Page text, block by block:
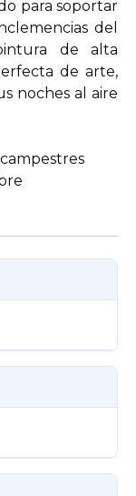
para soportar
del
de alta
de arte,
noches al aire